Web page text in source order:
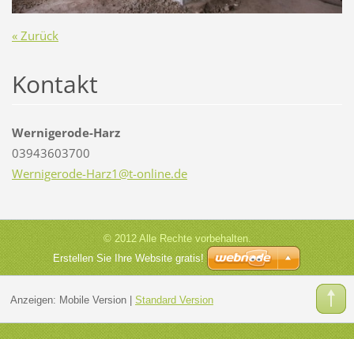
« Zurück
Kontakt
Wernigerode-Harz
03943603700
Wernigerode-Harz1@t-online.de
© 2012 Alle Rechte vorbehalten.
Erstellen Sie Ihre Website gratis!
Anzeigen: Mobile Version| Standard Version